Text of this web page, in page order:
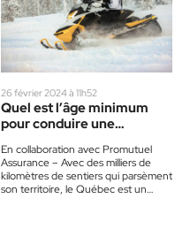
26 février 2024 à 11h52
Quel est l’âge minimum
pour conduire une
En collaboration avec Promutuel
Assurance – Avec des milliers de
kilomètres de sentiers qui parsèment
son territoire, le Québec est un